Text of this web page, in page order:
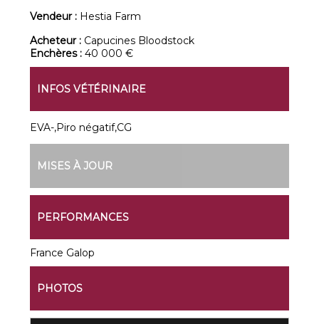
Vendeur : Hestia Farm
Acheteur : Capucines Bloodstock
Enchères :40 000 €
INFOS VÉTÉRINAIRE
EVA-,Piro négatif,CG
MISES À JOUR
PERFORMANCES
France Galop
PHOTOS